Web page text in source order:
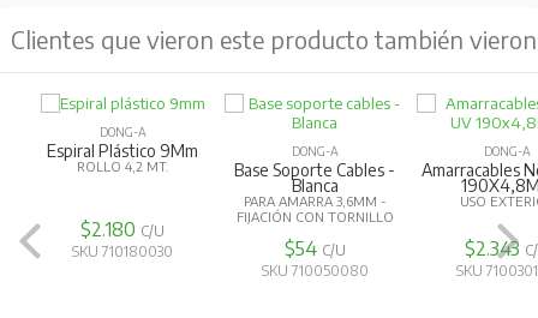
Clientes que vieron este producto también vieron
DONG-A
Espiral Plástico 9Mm
ROLLO 4,2 MT.
$2.180 C/U
SKU 710180030
DONG-A
Base Soporte Cables -
Blanca
PARA AMARRA 3,6MM -
FIJACIÓN CON TORNILLO
$54 C/U
SKU 710050080
DONG-A
Amarracables
USO
$2.343
SKU